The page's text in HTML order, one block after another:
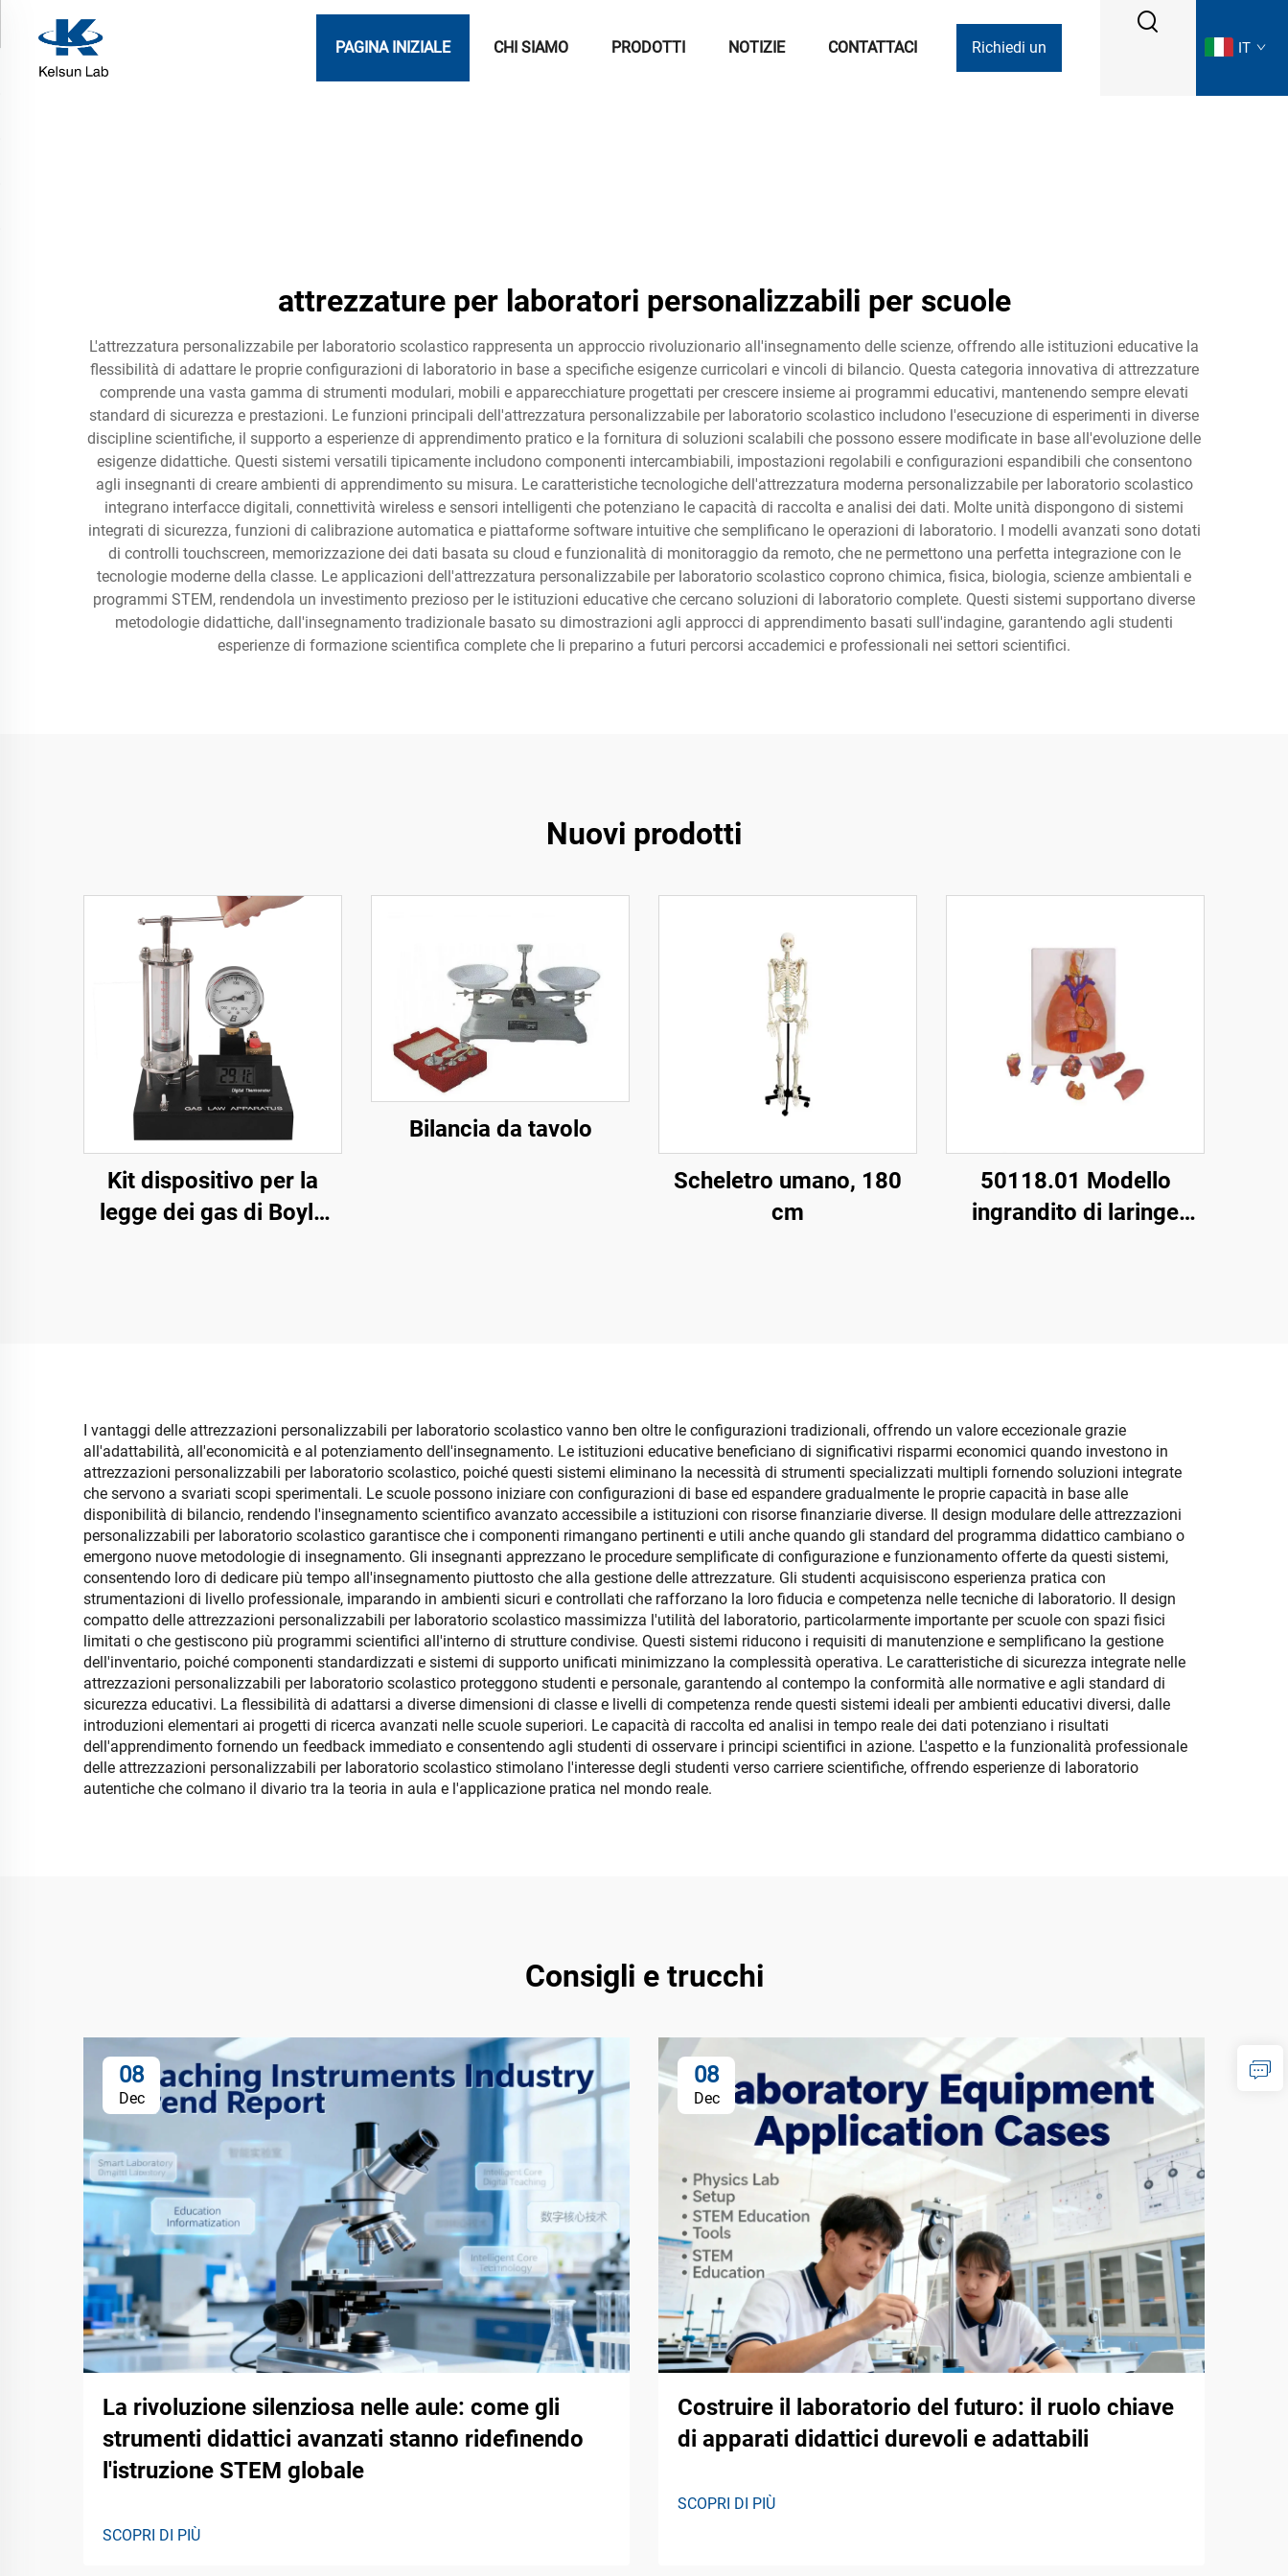
PAGINA INIZIALE CHI SIAMO PRODOTTI NOTIZIE CONTATTACI Richiedi un IT
attrezzature per laboratori personalizzabili per scuole
L'attrezzatura personalizzabile per laboratorio scolastico rappresenta un approccio rivoluzionario all'insegnamento delle scienze, offrendo alle istituzioni educative la
flessibilità di adattare le proprie configurazioni di laboratorio in base a specifiche esigenze curricolari e vincoli di bilancio. Questa categoria innovativa di attrezzature
comprende una vasta gamma di strumenti modulari, mobili e apparecchiature progettati per crescere insieme ai programmi educativi, mantenendo sempre elevati
standard di sicurezza e prestazioni. Le funzioni principali dell'attrezzatura personalizzabile per laboratorio scolastico includono l'esecuzione di esperimenti in diverse
discipline scientifiche, il supporto a esperienze di apprendimento pratico e la fornitura di soluzioni scalabili che possono essere modificate in base all'evoluzione delle
esigenze didattiche. Questi sistemi versatili tipicamente includono componenti intercambiabili, impostazioni regolabili e configurazioni espandibili che consentono
agli insegnanti di creare ambienti di apprendimento su misura. Le caratteristiche tecnologiche dell'attrezzatura moderna personalizzabile per laboratorio scolastico
integrano interfacce digitali, connettività wireless e sensori intelligenti che potenziano le capacità di raccolta e analisi dei dati. Molte unità dispongono di sistemi
integrati di sicurezza, funzioni di calibrazione automatica e piattaforme software intuitive che semplificano le operazioni di laboratorio. I modelli avanzati sono dotati
di controlli touchscreen, memorizzazione dei dati basata su cloud e funzionalità di monitoraggio da remoto, che ne permettono una perfetta integrazione con le
tecnologie moderne della classe. Le applicazioni dell'attrezzatura personalizzabile per laboratorio scolastico coprono chimica, fisica, biologia, scienze ambientali e
programmi STEM, rendendola un investimento prezioso per le istituzioni educative che cercano soluzioni di laboratorio complete. Questi sistemi supportano diverse
metodologie didattiche, dall'insegnamento tradizionale basato su dimostrazioni agli approcci di apprendimento basati sull'indagine, garantendo agli studenti
esperienze di formazione scientifica complete che li preparino a futuri percorsi accademici e professionali nei settori scientifici.
Nuovi prodotti
Kit dispositivo per la
legge dei gas di Boyle
Bilancia da tavolo
Scheletro umano, 180
cm
50118.01 Modello
ingrandito di laringe
I vantaggi delle attrezzazioni personalizzabili per laboratorio scolastico vanno ben oltre le configurazioni tradizionali, offrendo un valore eccezionale grazie
all'adattabilità, all'economicità e al potenziamento dell'insegnamento. Le istituzioni educative beneficiano di significativi risparmi economici quando investono in
attrezzazioni personalizzabili per laboratorio scolastico, poiché questi sistemi eliminano la necessità di strumenti specializzati multipli fornendo soluzioni integrate
che servono a svariati scopi sperimentali. Le scuole possono iniziare con configurazioni di base ed espandere gradualmente le proprie capacità in base alle
disponibilità di bilancio, rendendo l'insegnamento scientifico avanzato accessibile a istituzioni con risorse finanziarie diverse. Il design modulare delle attrezzazioni
personalizzabili per laboratorio scolastico garantisce che i componenti rimangano pertinenti e utili anche quando gli standard del programma didattico cambiano o
emergono nuove metodologie di insegnamento. Gli insegnanti apprezzano le procedure semplificate di configurazione e funzionamento offerte da questi sistemi,
consentendo loro di dedicare più tempo all'insegnamento piuttosto che alla gestione delle attrezzature. Gli studenti acquisiscono esperienza pratica con
strumentazioni di livello professionale, imparando in ambienti sicuri e controllati che rafforzano la loro fiducia e competenza nelle tecniche di laboratorio. Il design
compatto delle attrezzazioni personalizzabili per laboratorio scolastico massimizza l'utilità del laboratorio, particolarmente importante per scuole con spazi fisici
limitati o che gestiscono più programmi scientifici all'interno di strutture condivise. Questi sistemi riducono i requisiti di manutenzione e semplificano la gestione
dell'inventario, poiché componenti standardizzati e sistemi di supporto unificati minimizzano la complessità operativa. Le caratteristiche di sicurezza integrate nelle
attrezzazioni personalizzabili per laboratorio scolastico proteggono studenti e personale, garantendo al contempo la conformità alle normative e agli standard di
sicurezza educativi. La flessibilità di adattarsi a diverse dimensioni di classe e livelli di competenza rende questi sistemi ideali per ambienti educativi diversi, dalle
introduzioni elementari ai progetti di ricerca avanzati nelle scuole superiori. Le capacità di raccolta ed analisi in tempo reale dei dati potenziano i risultati
dell'apprendimento fornendo un feedback immediato e consentendo agli studenti di osservare i principi scientifici in azione. L'aspetto e la funzionalità professionale
delle attrezzazioni personalizzabili per laboratorio scolastico stimolano l'interesse degli studenti verso carriere scientifiche, offrendo esperienze di laboratorio
autentiche che colmano il divario tra la teoria in aula e l'applicazione pratica nel mondo reale.
Consigli e trucchi
08
Dec
La rivoluzione silenziosa nelle aule: come gli
strumenti didattici avanzati stanno ridefinendo
l'istruzione STEM globale
SCOPRI DI PIÙ
08
Dec
Costruire il laboratorio del futuro: il ruolo chiave
di apparati didattici durevoli e adattabili
SCOPRI DI PIÙ